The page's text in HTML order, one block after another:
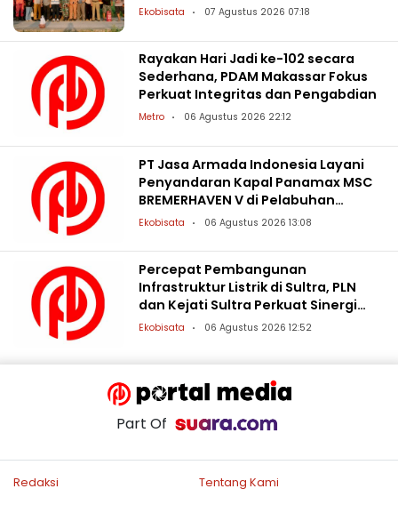
Ekobisata 07 Agustus 2026 07:18
Rayakan Hari Jadi ke-102 secara
Sederhana, PDAM Makassar Fokus
Perkuat Integritas dan Pengabdian
Metro 06 Agustus 2026 22:12
PT Jasa Armada Indonesia Layani
Penyandaran Kapal Panamax MSC
BREMERHAVEN V di Pelabuhan
Patimban
Ekobisata 06 Agustus 2026 13:08
Percepat Pembangunan
Infrastruktur Listrik di Sultra, PLN
dan Kejati Sultra Perkuat Sinergi
Hukum
Ekobisata 06 Agustus 2026 12:52
Part Of
Redaksi Tentang Kami